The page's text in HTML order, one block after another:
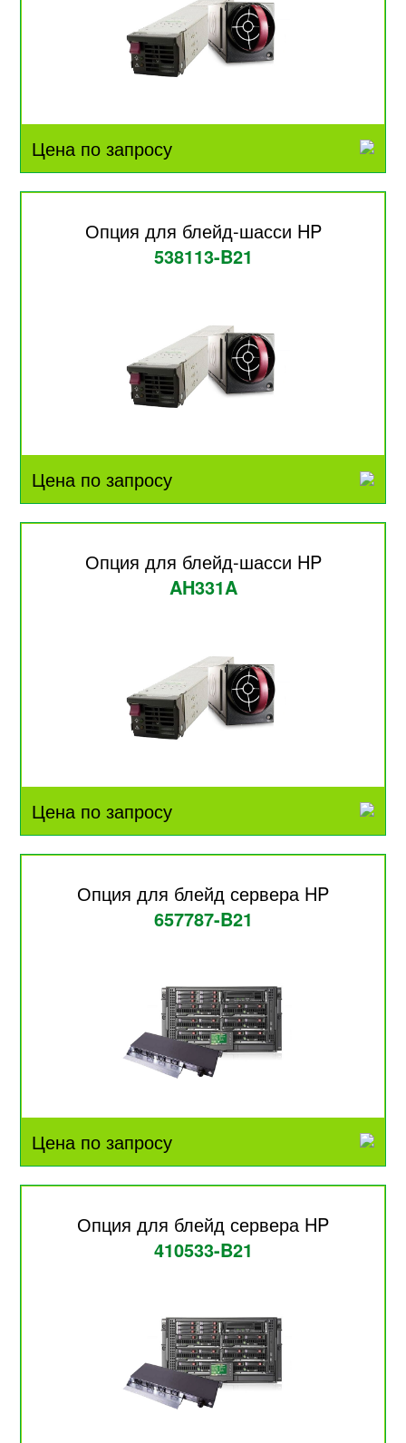
Цена по запросу
Опция для блейд-шасси HP
538113-B21
Цена по запросу
Опция для блейд-шасси HP
AH331A
Цена по запросу
Опция для блейд сервера HP
657787-B21
Цена по запросу
Опция для блейд сервера HP
410533-B21